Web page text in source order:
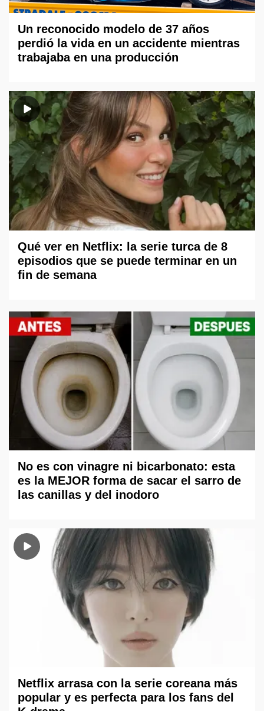
Un reconocido modelo de 37 años
perdió la vida en un accidente mientras
trabajaba en una producción
Qué ver en Netflix: la serie turca de 8
episodios que se puede terminar en un
fin de semana
No es con vinagre ni bicarbonato: esta
es la MEJOR forma de sacar el sarro de
las canillas y del inodoro
Netflix arrasa con la serie coreana más
popular y es perfecta para los fans del